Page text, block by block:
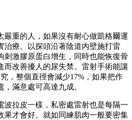
嚴重的人，如果沒有耐心做凱格爾運
治療。以探頭沿著陰道內壁施打雷
刺激膠原蛋白增生，同時也能恢復骨
而改善擾人的尿失禁。雷射手術能讓
，整個直徑會減少17%，如果把作
滿意處可高達九成。
波拉皮一樣，私密處雷射也是每隔一
果才會好。就如同練肌肉一般要密集